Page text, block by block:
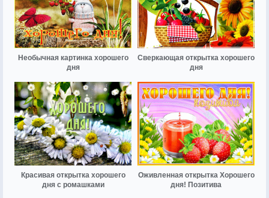
Необычная картинка хорошего
дня
Сверкающая открытка хорошего
дня
Красивая открытка хорошего
дня с ромашками
Оживленная открытка Хорошего
дня! Позитива